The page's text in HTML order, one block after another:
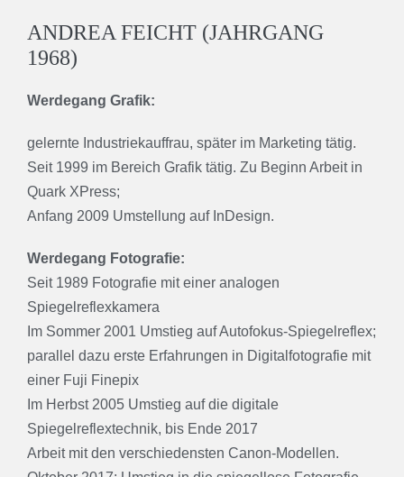
ANDREA FEICHT (JAHRGANG
1968)
Werdegang Grafik:
gelernte Industriekauffrau, später im Marketing tätig.
Seit 1999 im Bereich Grafik tätig. Zu Beginn Arbeit in
Quark XPress;
Anfang 2009 Umstellung auf InDesign.
Werdegang Fotografie:
Seit 1989 Fotografie mit einer analogen
Spiegelreflexkamera
Im Sommer 2001 Umstieg auf Autofokus-Spiegelreflex;
parallel dazu erste Erfahrungen in Digitalfotografie mit
einer Fuji Finepix
Im Herbst 2005 Umstieg auf die digitale
Spiegelreflextechnik, bis Ende 2017
Arbeit mit den verschiedensten Canon-Modellen.